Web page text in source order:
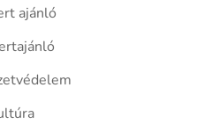
ajánló